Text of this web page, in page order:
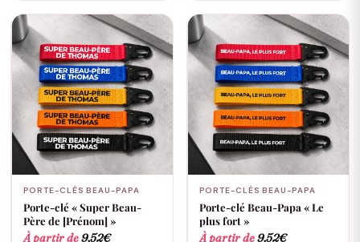
PORTE-CLÉS BEAU-PAPA
Porte-clé « Super Beau-
Père de [Prénom] »
À partir de9,52€
PORTE-CLÉS BEAU-PAPA
Porte-clé Beau-Papa « Le
plus fort »
À partir de9,52€